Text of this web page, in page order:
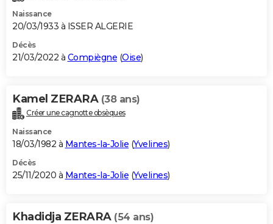
Naissance
20/03/1933 à ISSER ALGERIE
Décès
21/03/2022 à Compiègne (Oise)
Kamel ZERARA (38 ans)
Créer une cagnotte obsèques
Naissance
18/03/1982 à Mantes-la-Jolie (Yvelines)
Décès
25/11/2020 à Mantes-la-Jolie (Yvelines)
Khadidja ZERARA (54 ans)